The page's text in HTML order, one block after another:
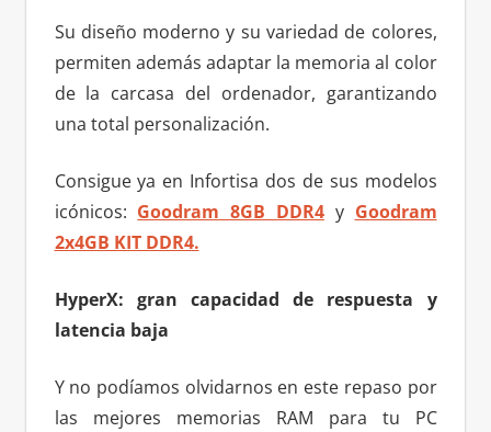
Su diseño moderno y su variedad de colores,
permiten además adaptar la memoria al color
de la carcasa del ordenador, garantizando
una total personalización.
Consigue ya en Infortisa dos de sus modelos
icónicos: Goodram 8GB DDR4y Goodram
2x4GB KIT DDR4.
HyperX: gran capacidad de respuesta y
latencia baja
Y no podíamos olvidarnos en este repaso por
las mejores memorias RAM para tu PC